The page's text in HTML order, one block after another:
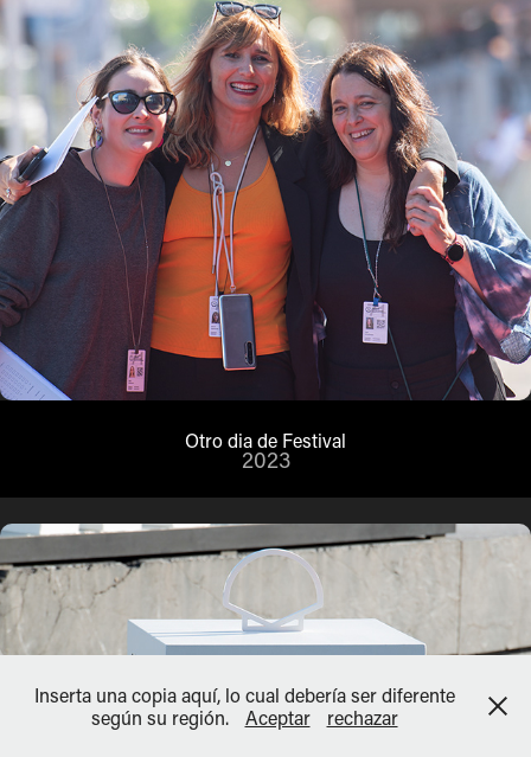
Otro dia de Festival
2023
Inserta una copia aquí, lo cual debería ser diferente
según su región.
Aceptar rechazar